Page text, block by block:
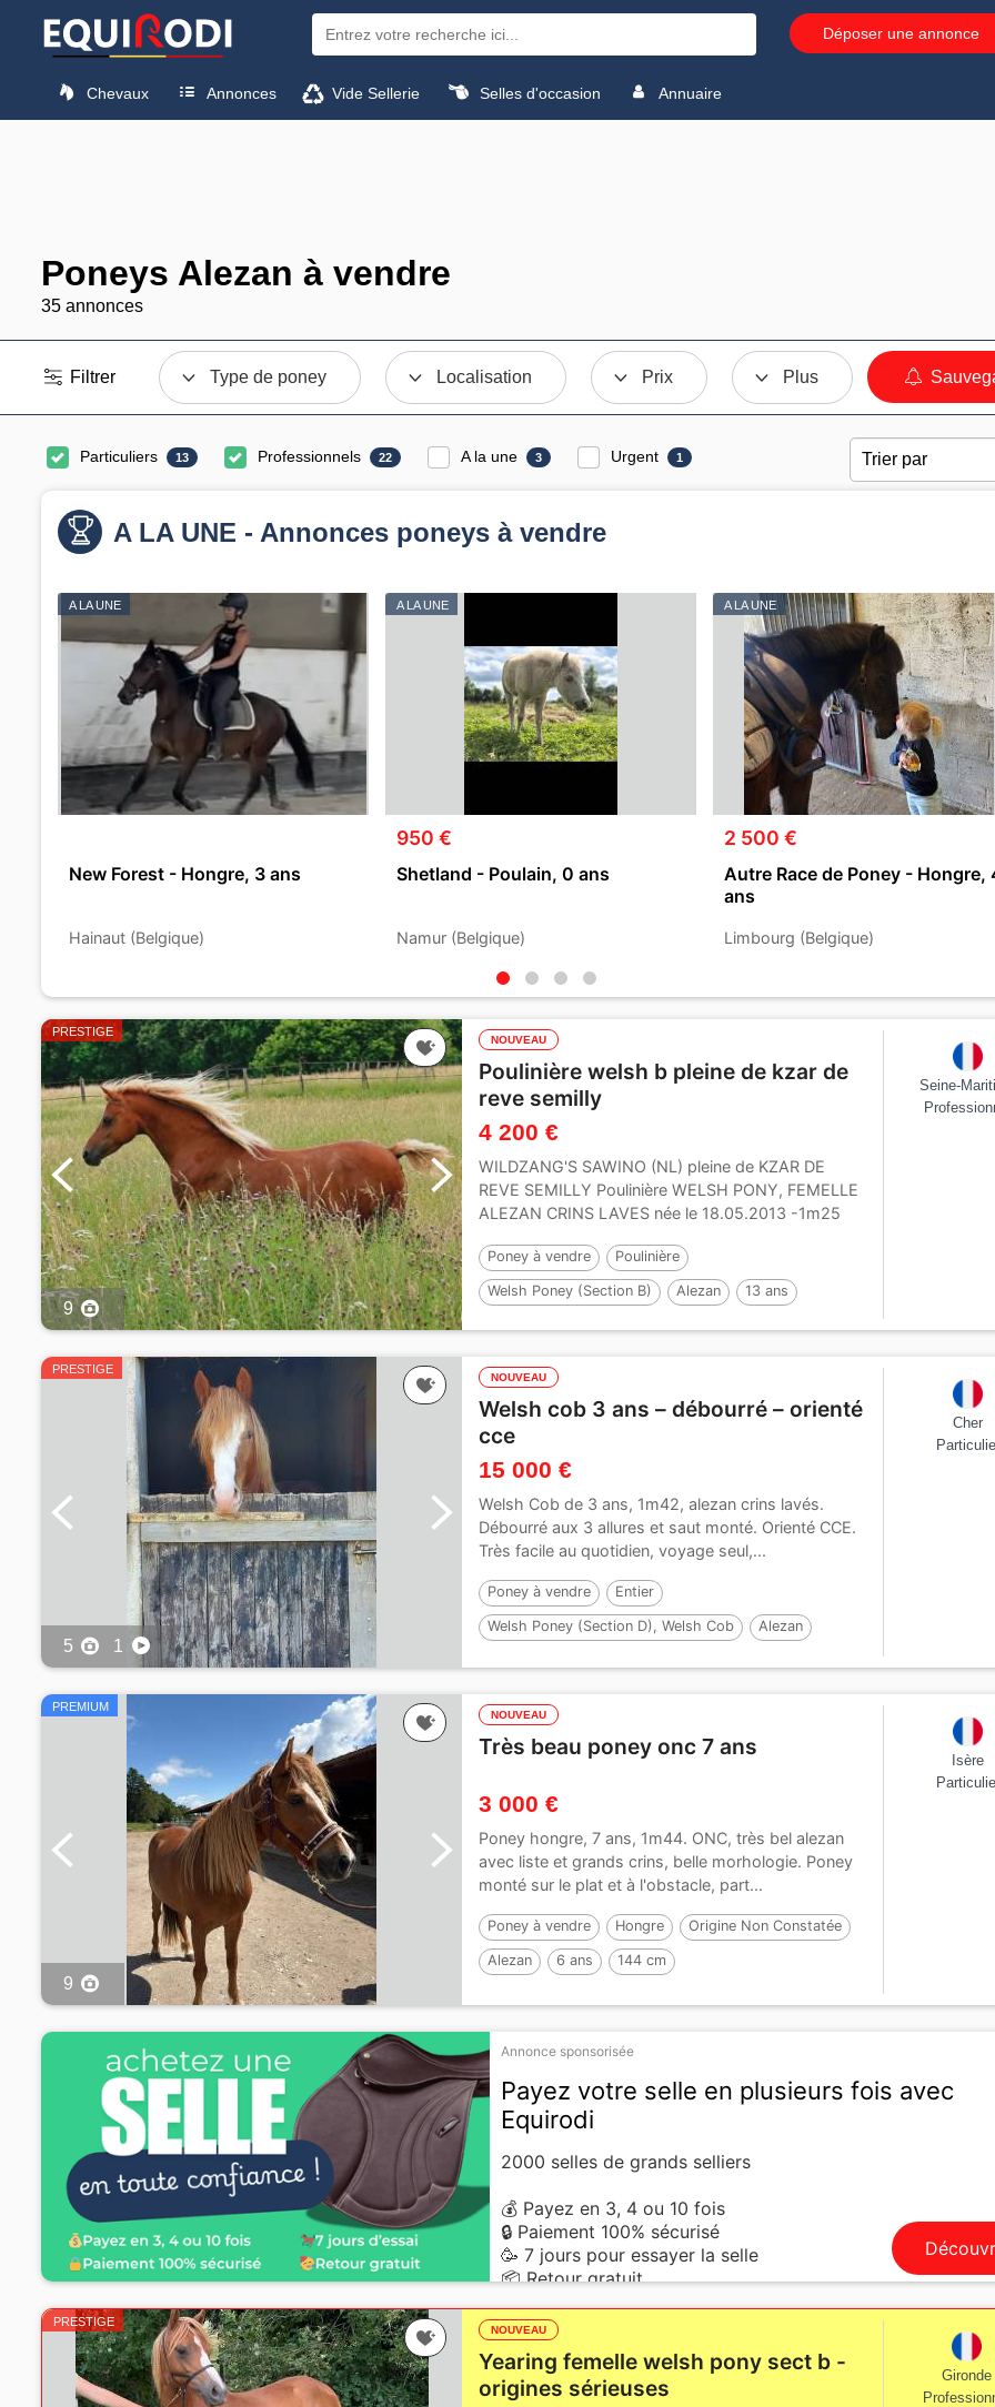
Déposer une annonce
Chevaux Annonces Vide Sellerie Selles d'occasion Annuaire
Poneys Alezan à vendre
35 annonces
Filtrer Type de poney Localisation Prix Plus
Particuliers 13 Professionnels 22 A la une 3 Urgent 1
A LA UNE - Annonces poneys à vendre
A LA UNE
New Forest - Hongre, 3 ans
Hainaut (Belgique)
A LA UNE
950 €
Shetland - Poulain, 0 ans
Namur (Belgique)
A LA UNE
2 500 €
Autre Race de Poney - Hongre,
ans
Limbourg (Belgique)
PRESTIGE
9
NOUVEAU
Poulinière welsh b pleine de kzar de
reve semilly
4 200 €
WILDZANG'S SAWINO (NL) pleine de KZAR DE
REVE SEMILLY Poulinière WELSH PONY, FEMELLE
ALEZAN CRINS LAVES née le 18.05.2013 -1m25
Poney à vendre Poulinière
Welsh Poney (Section B) Alezan 13 ans
Seine-
PRESTIGE
5 1
NOUVEAU
Welsh cob 3 ans – débourré – orienté
cce
15 000 €
Welsh Cob de 3 ans, 1m42, alezan crins lavés.
Débourré aux 3 allures et saut monté. Orienté CCE.
Très facile au quotidien, voyage seul,...
Poney à vendre Entier
Welsh Poney (Section D), Welsh Cob Alezan
Cher
PREMIUM
9
NOUVEAU
Très beau poney onc 7 ans
3 000 €
Poney hongre, 7 ans, 1m44. ONC, très bel alezan
avec liste et grands crins, belle morhologie. Poney
monté sur le plat et à l'obstacle, part...
Poney à vendre Hongre Origine Non Constatée
Alezan 6 ans 144 cm
Isère
Annonce sponsorisée
Payez votre selle en plusieurs fois avec
Equirodi
2000 selles de grands selliers
💰 Payez en 3, 4 ou 10 fois
🔒 Paiement 100% sécurisé
🥳 7 jours pour essayer la selle
📦 Retour gratuit
PRESTIGE
NOUVEAU
Yearing femelle welsh pony sect b -
origines sérieuses
Gironde